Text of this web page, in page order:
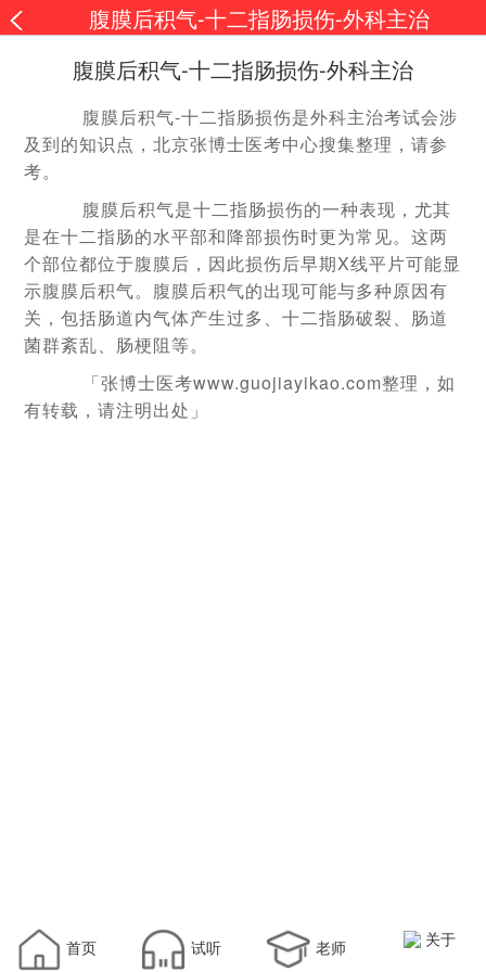
腹膜后积气-十二指肠损伤-外科主治
腹膜后积气-十二指肠损伤-外科主治
腹膜后积气-十二指肠损伤是外科主治考试会涉
及到的知识点，北京张博士医考中心搜集整理，请参
考。
腹膜后积气是十二指肠损伤的一种表现，尤其
是在十二指肠的水平部和降部损伤时更为常见。这两
个部位都位于腹膜后，因此损伤后早期X线平片可能显
示腹膜后积气。腹膜后积气的出现可能与多种原因有
关，包括肠道内气体产生过多、十二指肠破裂、肠道
菌群紊乱、肠梗阻等。
「张博士医考www.guojiayikao.com整理，如
有转载，请注明出处」
首页 试听 老师 关于